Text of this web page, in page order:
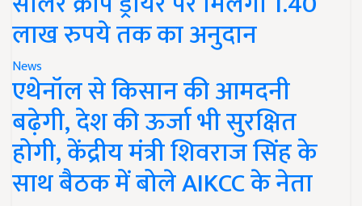
लाख रुपये तक का अनुदान
News
एथेनॉल से किसान की आमदनी
बढ़ेगी, देश की ऊर्जा भी सुरक्षित
होगी, केंद्रीय मंत्री शिवराज सिंह के
साथ बैठक में बोले AIKCC के नेता